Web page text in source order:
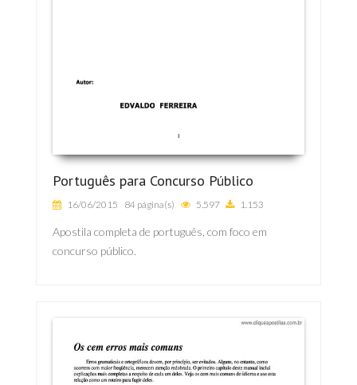
Português para Concurso Público
16/06/2015 84 página(s) 5.597 1.153
Apostila completa de português, com foco em
concurso público.